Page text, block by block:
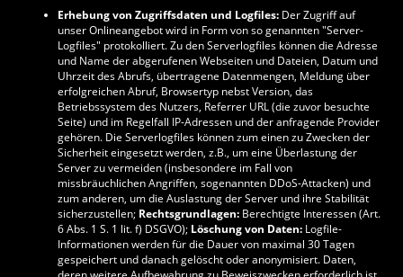
Erhebung von Zugriffsdaten und Logfiles: Der Zugriff auf
unser Onlineangebot wird in Form von so genannten "Server-
Logfiles" protokolliert. Zu den Serverlogfiles können die Adresse
und Name der abgerufenen Webseiten und Dateien, Datum und
Uhrzeit des Abrufs, übertragene Datenmengen, Meldung über
erfolgreichen Abruf, Browsertyp nebst Version, das
Betriebssystem des Nutzers, Referrer URL (die zuvor besuchte
Seite) und im Regelfall IP-Adressen und der anfragende Provider
gehören. Die Serverlogfiles können zum einen zu Zwecken der
Sicherheit eingesetzt werden, z.B., um eine Überlastung der
Server zu vermeiden (insbesondere im Fall von
missbräuchlichen Angriffen, sogenannten DDoS-Attacken) und
zum anderen, um die Auslastung der Server und ihre Stabilität
sicherzustellen; Rechtsgrundlagen: Berechtigte Interessen (Art.
6 Abs. 1 S. 1 lit. f) DSGVO); Löschung von Daten: Logfile-
Informationen werden für die Dauer von maximal 30 Tagen
gespeichert und danach gelöscht oder anonymisiert. Daten,